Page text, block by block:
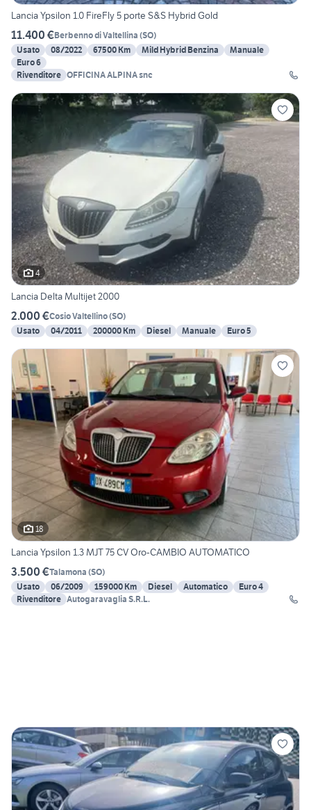
Lancia Ypsilon 1.0 FireFly 5 porte S&S Hybrid Gold
11.400 €Berbenno di Valtellina (SO)
Usato
08/2022 67500 Km Mild Hybrid Benzina
Manuale
Euro 6
Rivenditore OFFICINA ALPINA snc
4
Lancia Delta Multijet 2000
2.000 €Cosio Valtellino(SO)
Usato
04/2011 200000 Km Diesel Manuale Euro 5
18
Lancia Ypsilon 1.3 MJT 75 CV Oro-CAMBIO AUTOMATICO
3.500 €Talamona (SO)
Usato
06/2009 159000 Km Diesel Automatico
Euro 4
Rivenditore Autogaravaglia S.R.L.